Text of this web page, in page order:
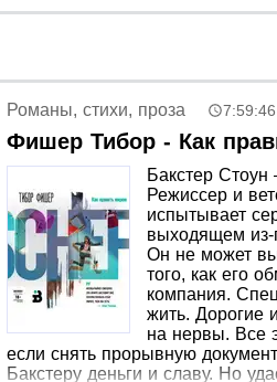
Романы, стихи, проза 7:59:46
Фишер Тибор - Как
Бакстер Стоун
Режиссер и
испытывает
выходящем из-
Он не может
того, как его
компания.
жить. Дорогие
на нервы. Все
если снять прорывную
Бакстеру деньги и славу. Но